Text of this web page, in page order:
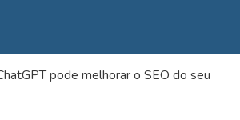
pode melhorar o SEO do seu